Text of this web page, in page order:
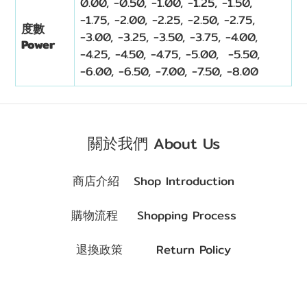
度數
Power
-1.75, -2.00, -2.25, -2.50, -2.75,
-3.00, -3.25, -3.50, -3.75, -4.00,
-4.25, -4.50, -4.75, -5.00, -5.50,
-6.00, -6.50, -7.00, -7.50, -8.00
關於我們 About Us
商店介紹 Shop Introduction
購物流程 Shopping Process
退換政策 Return Policy